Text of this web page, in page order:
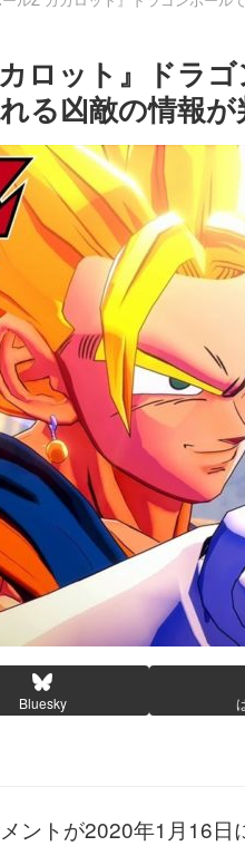
ロット』ドラ
る凶敵の情報が
Bluesky
ントが2020年1月16